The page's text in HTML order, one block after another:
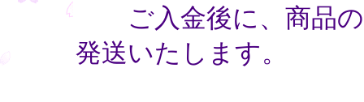
ご入金後に、商品の
発送いたします。